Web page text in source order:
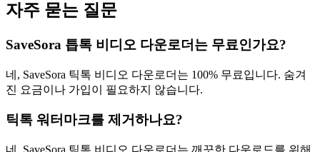
자주 묻는 질문
SaveSora 틉톡 비디오 다운로더는 무료인가요?
네, SaveSora 틱톡 비디오 다운로더는 100% 무료입니다. 숨겨
진 요금이나 가입이 필요하지 않습니다.
틱톡 워터마크를 제거하나요?
네. SaveSora 틱톡 비디오 다운로더는 깨끗한 다운로드를 위해